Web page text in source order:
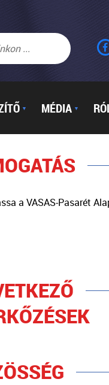
▼ MÉDIA ▼
a VASAS-Pasarét